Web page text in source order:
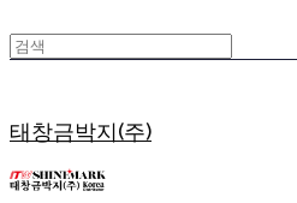
태창금박지(주)